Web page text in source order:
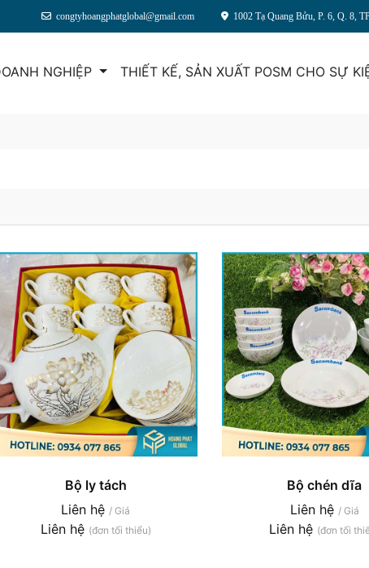
congtyhoangphatglobal@gmail.com 1002 Tạ Quang Bửu, P. 6, Q. 8,
NGHIỆP THIẾT KẾ, SẢN XUẤT POSM CHO SỰ
Bộ ly tách
Liên hệ/ Giá
Liên hệ (đơn tối thiểu)
Bộ chén dĩa
Liên hệ / Giá
Liên hệ (đơn tối